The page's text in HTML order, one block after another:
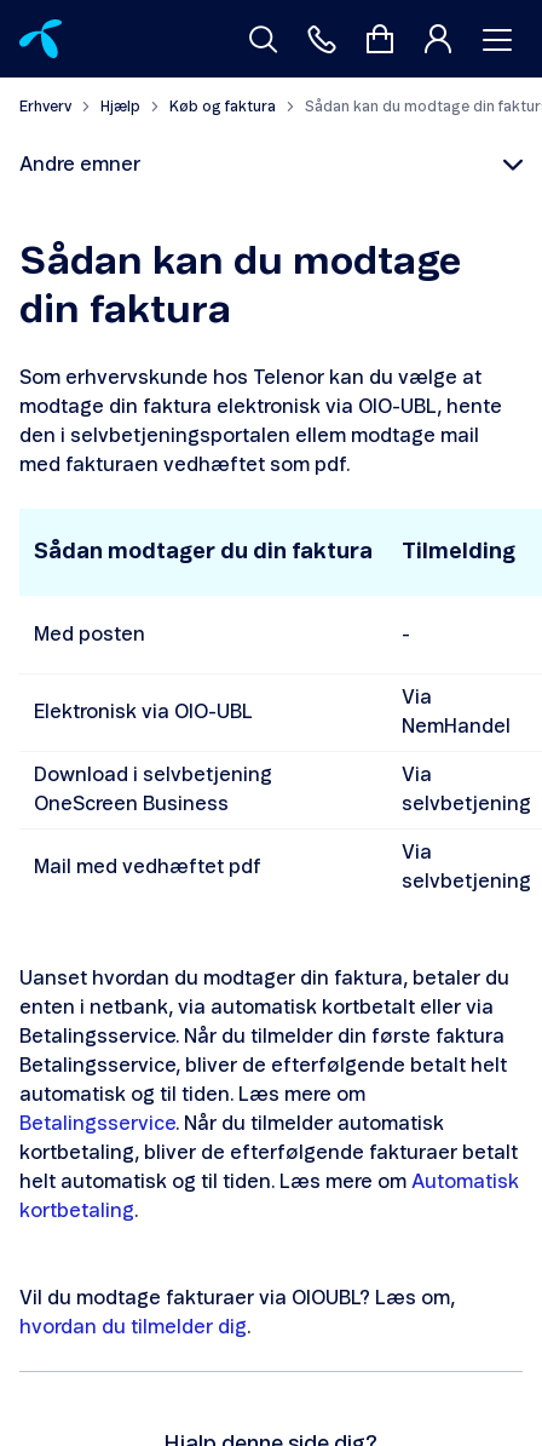
Erhverv Hjælp Køb og faktura Sådan kan du modtage din
Andre emner
Sådan kan du modtage din faktura
Faktura med posten
Gebyrer på din faktura
Betalingsservice
Automatisk kortbetaling
Info om service og 90-numre
Sådan kan du modtage
din faktura
Som erhvervskunde hos Telenor kan du vælge at
modtage din faktura elektronisk via OIO-UBL, hente
den i selvbetjeningsportalen ellem modtage mail
med fakturaen vedhæftet som pdf.
Sådan modtager du din faktura Tilmelding
Med posten -
Elektronisk via OIO-UBL
Via
NemHandel
Download i selvbetjening
OneScreen Business
Via
selvbetjening
Mail med vedhæftet pdf
Via
selvbetjening
Uanset hvordan du modtager din faktura, betaler du
enten i netbank, via automatisk kortbetalt eller via
Betalingsservice. Når du tilmelder din første faktura
Betalingsservice, bliver de efterfølgende betalt helt
automatisk og til tiden. Læs mere om
Betalingsservice. Når du tilmelder automatisk
kortbetaling, bliver de efterfølgende fakturaer betalt
helt automatisk og til tiden. Læs mere om Automatisk
kortbetaling.
Vil du modtage fakturaer via OIOUBL? Læs om,
hvordan du tilmelder dig.